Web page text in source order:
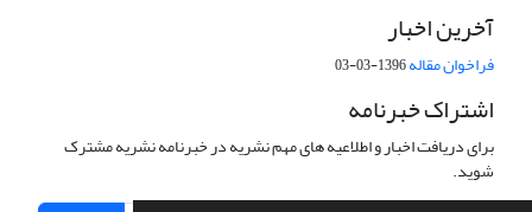
آخرین اخبار
فراخوان مقاله1396-03-03
اشتراک خبرنامه
برای دریافت اخبار و اطلاعیه های مهم نشریه در خبرنامه نشریه مشترک
شوید.